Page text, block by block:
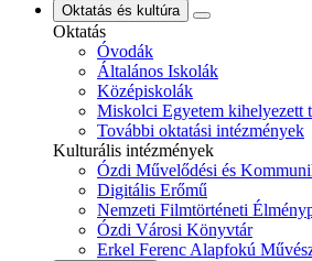
Oktatás és kultúra
Oktatás
Óvodák
Általános Iskolák
Középiskolák
Miskolci Egyetem kihelyezett
További oktatási intézmények
Kulturális intézmények
Ózdi Művelődési és
Digitális Erőmű
Nemzeti Filmtörténeti
Ózdi Városi Könyvtár
Erkel Ferenc Alapfokú